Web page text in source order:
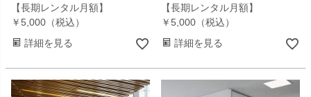
【長期レンタル月額】
￥5,000（税込）
詳細を見る
【長期レンタル月額】
￥5,000（税込）
詳細を見る